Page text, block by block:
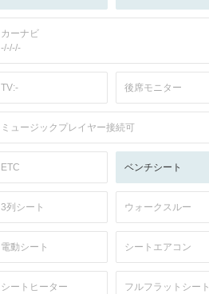
カーナビ
-/-/-/-
TV:- 後席モニター
ミュージックプレイヤー接続可
ETC ベンチシート
3列シート ウォークスルー
電動シート シートエアコン
シートヒーター フルフラットシート